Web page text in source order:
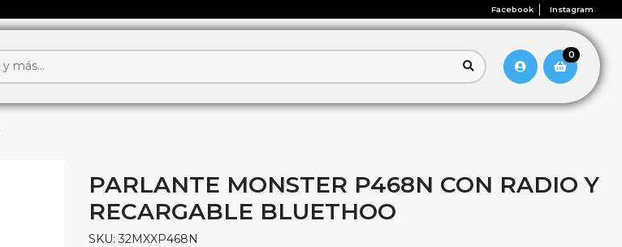
Facebook Instagram
0
PARLANTE MONSTER P468N CON RADIO Y
RECARGABLE BLUETHOO
SKU: 32MXXP468N